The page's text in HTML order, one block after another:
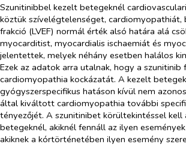
Szunitinibbel kezelt betegeknél
köztük szívelégtelenséget, cardiomyopathiát,
frakció (LVEF) normál érték alsó határa alá
myocarditist, myocardialis ischaemiát és
jelentettek, melyek néhány esetben halálos
Ezek az adatok arra utalnak, hogy a szunitinib
cardiomyopathia kockázatát. A kezelt
gyógyszerspecifikus hatáson kívül nem
által kiváltott cardiomyopathia további
tényezőjét. A szunitinibet körültekintéssel kell
betegeknél, akiknél fennáll az ilyen
akiknek a kórtörténetében ilyen esemény